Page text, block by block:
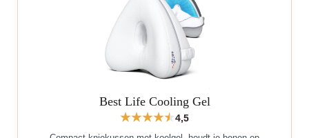
Best Life Cooling Gel
4,5